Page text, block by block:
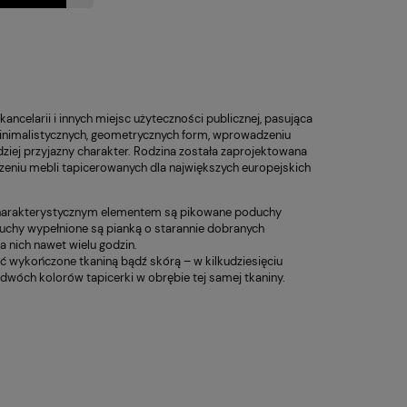
i innych miejsc użyteczności publicznej, pasująca
geometrycznych form, wprowadzeniu
przyjazny charakter. Rodzina została zaprojektowana
mebli tapicerowanych dla największych europejskich
elementem są pikowane poduchy
wypełnione są pianką o starannie dobranych
nich nawet wielu godzin.
wykończone tkaniną bądź skórą – w kilkudziesięciu
kolorów tapicerki w obrębie tej samej tkaniny.